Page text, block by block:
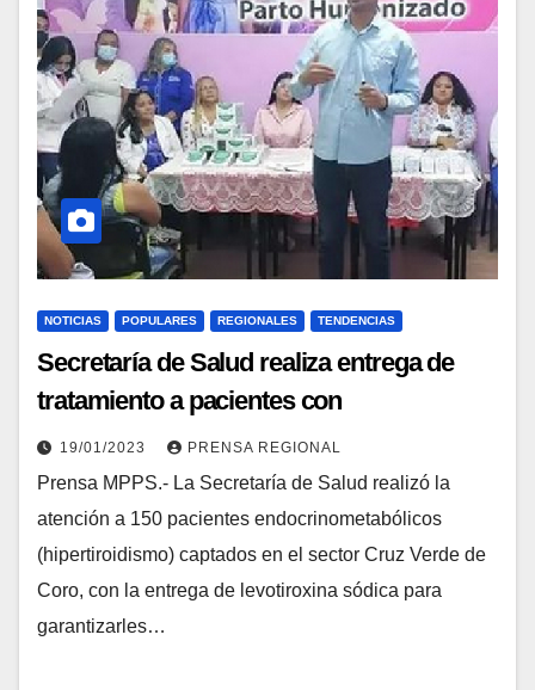
NOTICIAS POPULARES REGIONALES TENDENCIAS
Secretaría de Salud realiza entrega de
tratamiento a pacientes con
hipertiroidismo en Falcón
19/01/2023 PRENSA REGIONAL
Prensa MPPS.- La Secretaría de Salud realizó la
atención a 150 pacientes endocrinometabólicos
(hipertiroidismo) captados en el sector Cruz Verde de
Coro, con la entrega de levotiroxina sódica para
garantizarles…